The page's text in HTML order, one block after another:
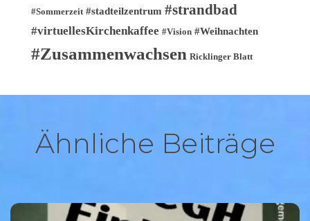
#Sommerzeit #stadteilzentrum #strandbad
#virtuellesKirchenkaffee #Vision #Weihnachten
#Zusammenwachsen Ricklinger Blatt
Ähnliche Beiträge